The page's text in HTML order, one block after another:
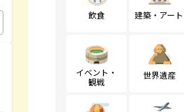
飲食 建築・アート
イベント・
観戦
世界遺産